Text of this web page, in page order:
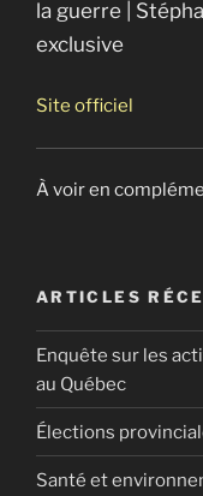
la guerre |
exclusive
Site officiel
À voir en
ARTICLES
Enquête sur les
au Québec
Élections
Santé et